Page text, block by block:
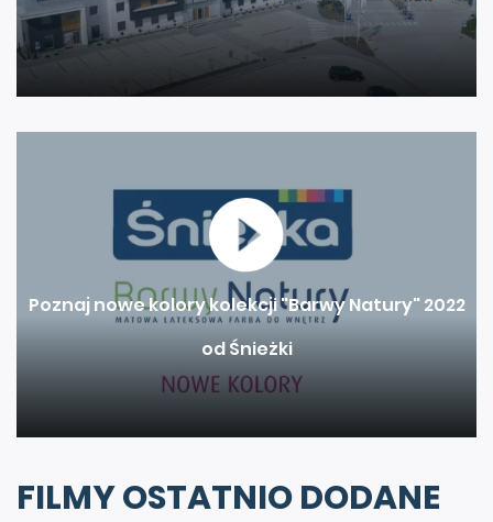
Poznaj nowe kolory kolekcji "Barwy Natury" 2022
od Śnieżki
FILMY OSTATNIO DODANE